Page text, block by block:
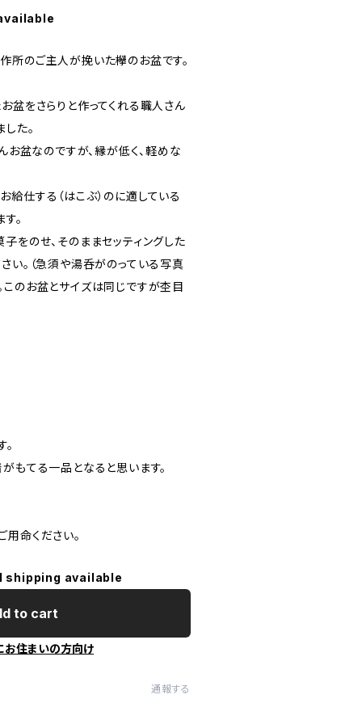
のご主人が挽いた欅のお盆です。
盆をさらりと作ってくれる職人さん
た。
お盆なのですが、縁が低く、軽めな
仕する（はこぶ）のに適している
。
をのせ、そのままセッティングした
い。（急須や湯呑がのっている写真
このお盆とサイズは同じですが杢目
もてる一品となると思います。
命ください。
shipping available
to cart
お住まいの方向け
通報する